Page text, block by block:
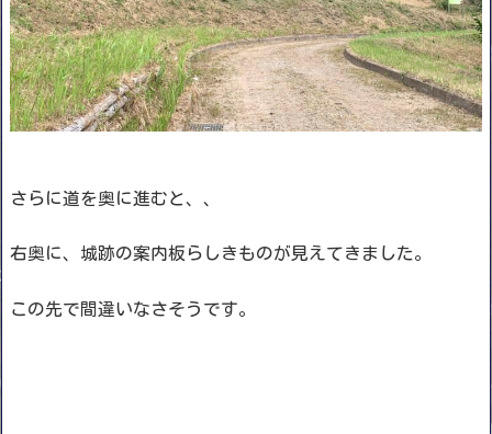
さらに道を奥に進むと、、
右奥に、城跡の案内板らしきものが見えてきました。
この先で間違いなさそうです。